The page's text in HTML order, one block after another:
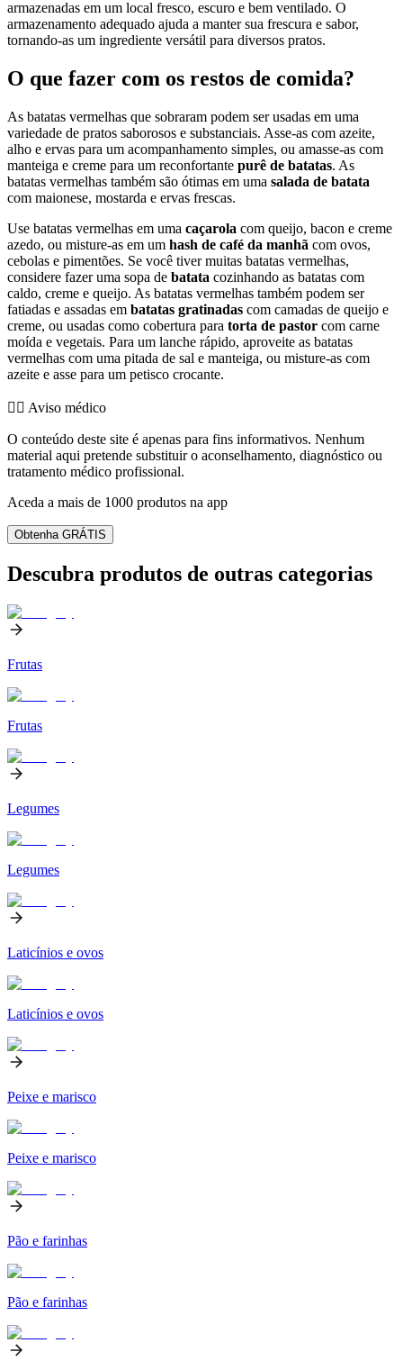
armazenadas em um local fresco, escuro e bem ventilado. O
armazenamento adequado ajuda a manter sua frescura e sabor,
tornando-as um ingrediente versátil para diversos pratos.
O que fazer com os restos de comida?
As batatas vermelhas que sobraram podem ser usadas em uma
variedade de pratos saborosos e substanciais. Asse-as com azeite,
alho e ervas para um acompanhamento simples, ou amasse-as com
manteiga e creme para um reconfortante purê de batatas. As
batatas vermelhas também são ótimas em uma salada de batata
com maionese, mostarda e ervas frescas.
Use batatas vermelhas em uma caçarola com queijo, bacon e creme
azedo, ou misture-as em um hash de café da manhã com ovos,
cebolas e pimentões. Se você tiver muitas batatas vermelhas,
considere fazer uma sopa de batata cozinhando as batatas com
caldo, creme e queijo. As batatas vermelhas também podem ser
fatiadas e assadas em batatas gratinadas com camadas de queijo e
creme, ou usadas como cobertura para torta de pastor com carne
moída e vegetais. Para um lanche rápido, aproveite as batatas
vermelhas com uma pitada de sal e manteiga, ou misture-as com
azeite e asse para um petisco crocante.
👨‍⚕️️ Aviso médico
O conteúdo deste site é apenas para fins informativos. Nenhum
material aqui pretende substituir o aconselhamento, diagnóstico ou
tratamento médico profissional.
Aceda a mais de 1000 produtos na app
Obtenha GRÁTIS
Descubra produtos de outras categorias
Frutas
Frutas
Legumes
Legumes
Laticínios e ovos
Laticínios e ovos
Peixe e marisco
Peixe e marisco
Pão e farinhas
Pão e farinhas